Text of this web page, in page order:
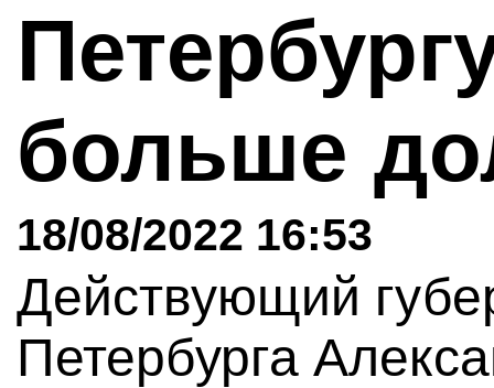
больше
18/08/2022 16:53
Действующий
Петербурга